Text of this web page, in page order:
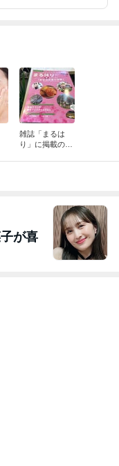
雑誌「まるは
り」に掲載のお
が喜